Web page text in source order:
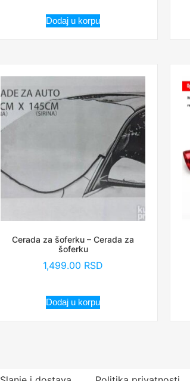
Dodaj u korpu
Cerada za šoferku – Cerada za
šoferku
1,499.00 RSD
Dodaj u korpu